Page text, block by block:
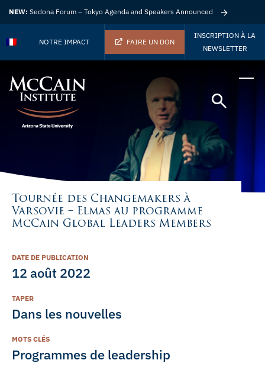
NEW: Sedona Forum – Tokyo Agenda and Speakers Announced
NOTRE IMPACT FAIRE UN DON
INSCRIPTION À LA
NEWSLETTER
Tournée des Changemakers à
Varsovie – Elmas au programme
McCain Global Leaders Members
DATE DE PUBLICATION
12 août 2022
TAPER
Dans les nouvelles
MOTS CLÉS
Programmes de leadership